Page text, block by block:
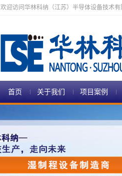
欢迎访问华林科纳（江苏）半导体设备技术有
首页 关于我们 项目案例